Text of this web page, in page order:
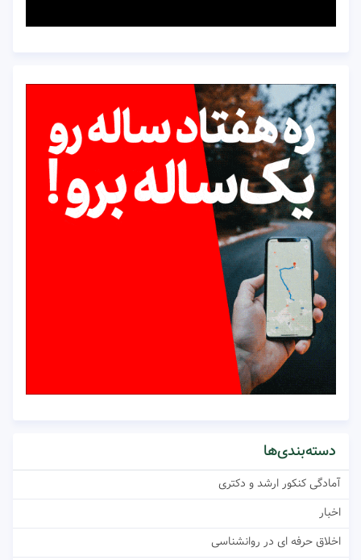
دسته‌بندی‌ها
آمادگی کنکور ارشد و دکتری
اخبار
اخلاق حرفه ای در روانشناسی